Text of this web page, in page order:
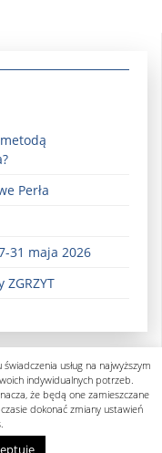
Perła
31 maja 2026
usług na najwyższym
indywidualnych potrzeb.
że będą one zamieszczane
dokonać zmiany ustawień